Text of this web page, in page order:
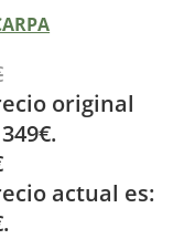
original
actual es: